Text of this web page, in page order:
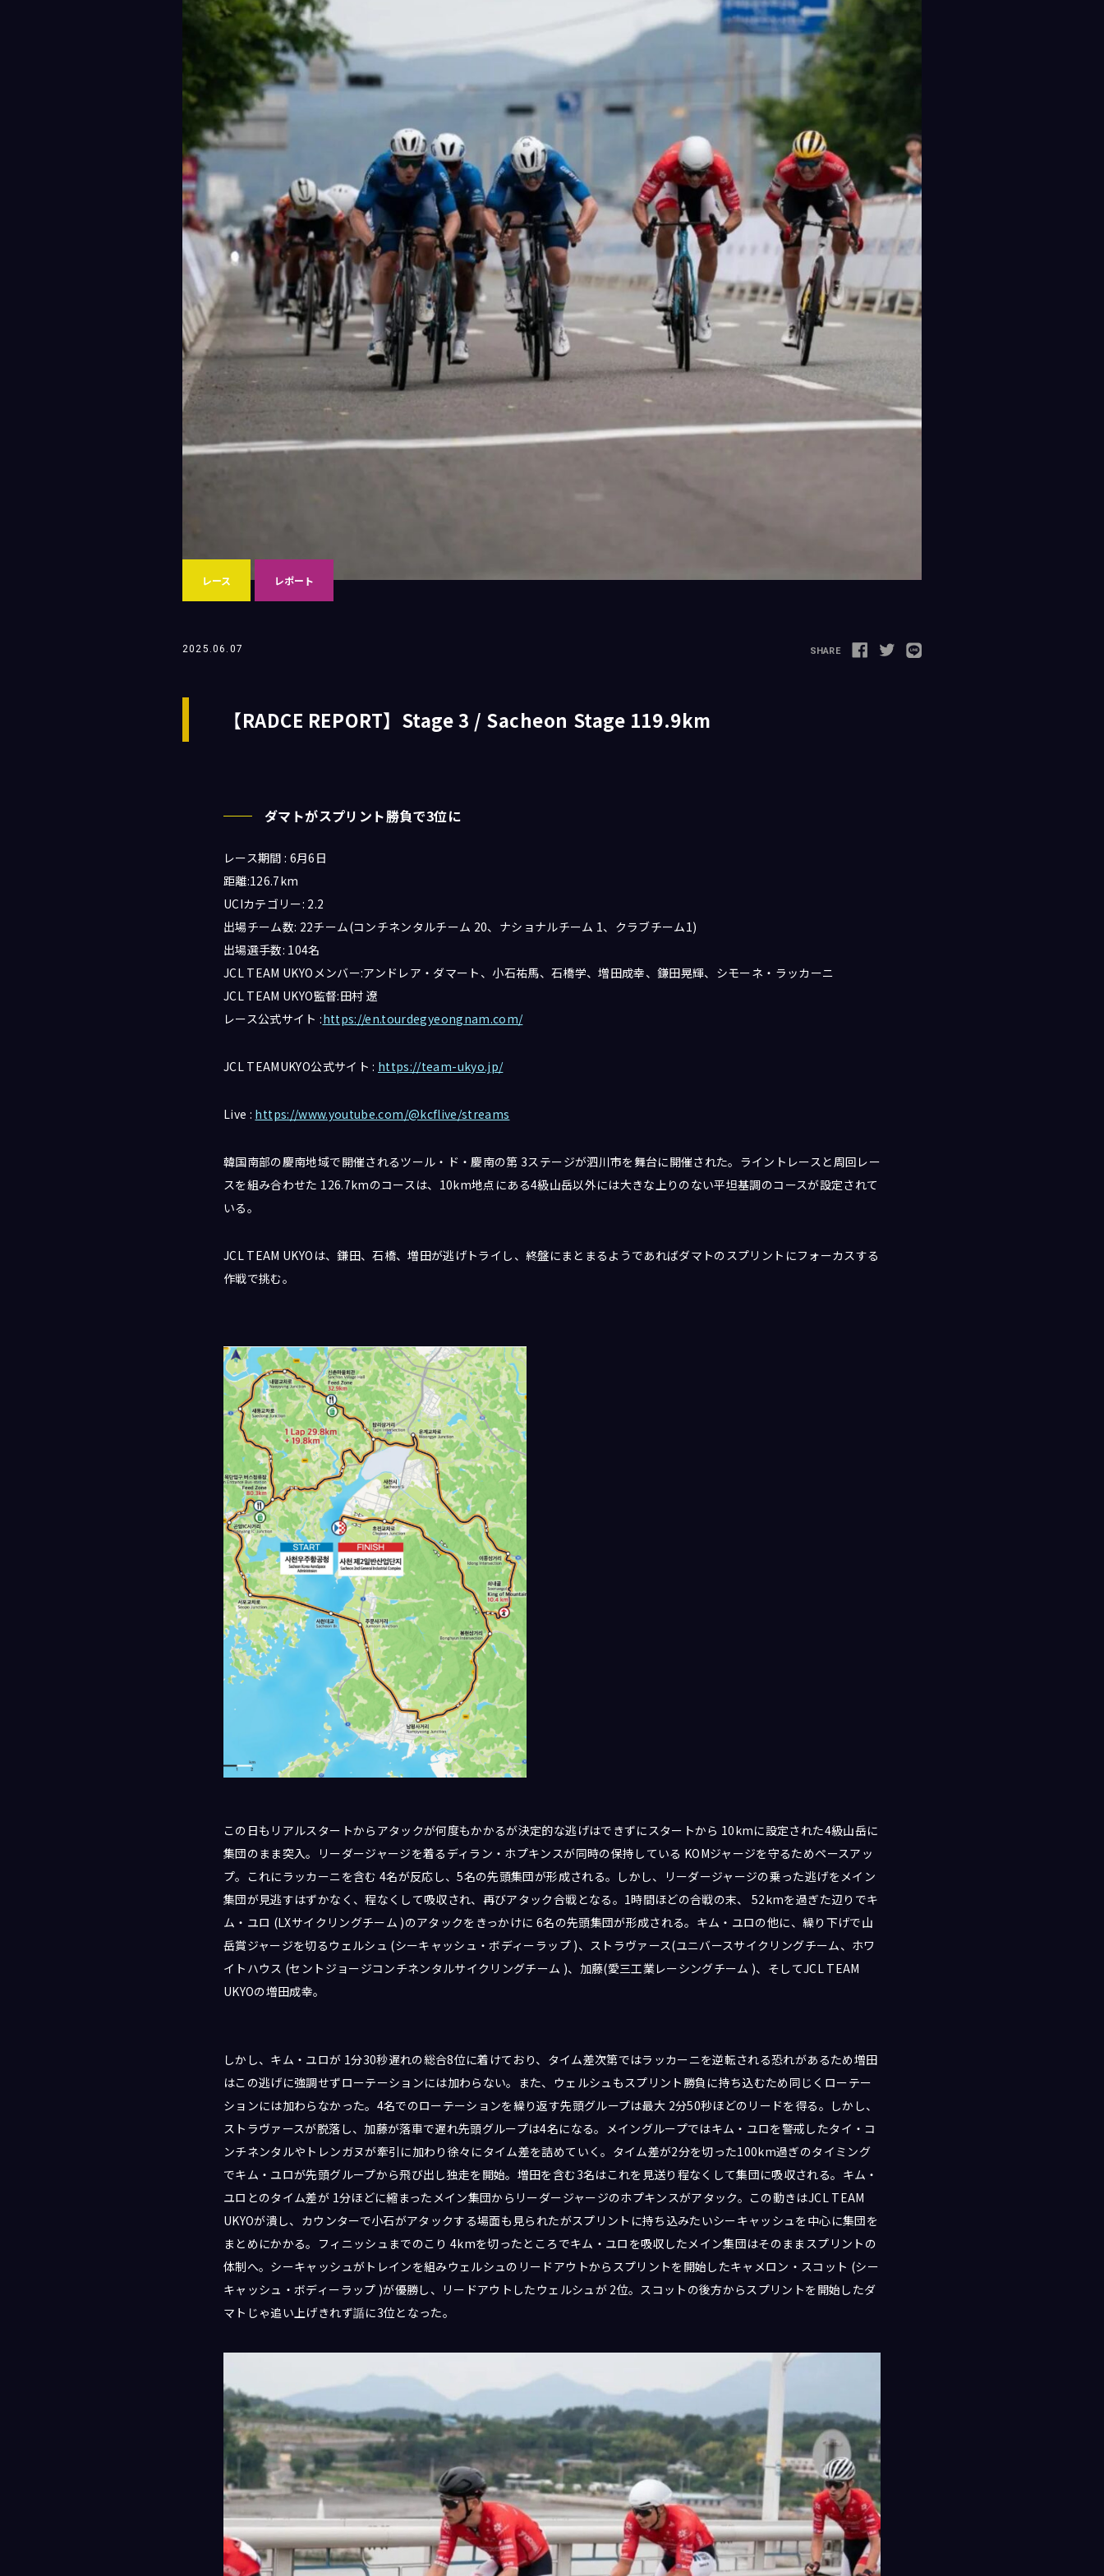
レース レポート
2025.06.07 SHARE
【RADCE REPORT】Stage 3 / Sacheon Stage 119.9km
ダマトがスプリント勝負で3位に
レース期間 : 6月6日
距離:126.7km
UCIカテゴリー: 2.2
出場チーム数: 22チーム(コンチネンタルチーム 20、ナショナルチーム 1、クラブチーム1)
出場選手数: 104名
JCL TEAM UKYOメンバー:アンドレア・ダマート、小石祐馬、石橋学、増田成幸、鎌田晃輝、シモーネ・ラッカーニ
JCL TEAM UKYO監督:田村 遼
レース公式サイト :https://en.tourdegyeongnam.com/
JCL TEAMUKYO公式サイト : https://team-ukyo.jp/
Live : https://www.youtube.com/@kcflive/streams
韓国南部の慶南地域で開催されるツール・ド・慶南の第 3ステージが泗川市を舞台に開催された。ライントレースと周回レー
スを組み合わせた 126.7kmのコースは、10km地点にある4級山岳以外には大きな上りのない平坦基調のコースが設定されて
いる。
JCL TEAM UKYOは、鎌田、石橋、増田が逃げトライし、終盤にまとまるようであればダマトのスプリントにフォーカスする
作戦で挑む。
この日もリアルスタートからアタックが何度もかかるが決定的な逃げはできずにスタートから 10kmに設定された4級山岳に
集団のまま突入。リーダージャージを着るディラン・ホプキンスが同時の保持している KOMジャージを守るためペースアッ
プ。これにラッカーニを含む 4名が反応し、5名の先頭集団が形成される。しかし、リーダージャージの乗った逃げをメイン
集団が見逃すはずかなく、程なくして吸収され、再びアタック合戦となる。1時間ほどの合戦の末、 52kmを過ぎた辺りでキ
ム・ユロ (LXサイクリングチーム )のアタックをきっかけに 6名の先頭集団が形成される。キム・ユロの他に、繰り下げで山
岳賞ジャージを切るウェルシュ (シーキャッシュ・ボディーラップ )、ストラヴァース(ユニバースサイクリングチーム、ホワ
イトハウス (セントジョージコンチネンタルサイクリングチーム )、加藤(愛三工業レーシングチーム )、そしてJCL TEAM
UKYOの増田成幸。
しかし、キム・ユロが 1分30秒遅れの総合8位に着けており、タイム差次第ではラッカーニを逆転される恐れがあるため増田
はこの逃げに強調せずローテーションには加わらない。また、ウェルシュもスプリント勝負に持ち込むため同じくローテー
ションには加わらなかった。4名でのローテーションを繰り返す先頭グループは最大 2分50秒ほどのリードを得る。しかし、
ストラヴァースが脱落し、加藤が落車で遅れ先頭グループは4名になる。メイングループではキム・ユロを警戒したタイ・コ
ンチネンタルやトレンガヌが牽引に加わり徐々にタイム差を詰めていく。タイム差が2分を切った100km過ぎのタイミング
でキム・ユロが先頭グループから飛び出し独走を開始。増田を含む3名はこれを見送り程なくして集団に吸収される。キム・
ユロとのタイム差が 1分ほどに縮まったメイン集団からリーダージャージのホプキンスがアタック。この動きはJCL TEAM
UKYOが潰し、カウンターで小石がアタックする場面も見られたがスプリントに持ち込みたいシーキャッシュを中心に集団を
まとめにかかる。フィニッシュまでのこり 4kmを切ったところでキム・ユロを吸収したメイン集団はそのままスプリントの
体制へ。シーキャッシュがトレインを組みウェルシュのリードアウトからスプリントを開始したキャメロン・スコット (シー
キャッシュ・ボディーラップ )が優勝し、リードアウトしたウェルシュが 2位。スコットの後方からスプリントを開始したダ
マトじゃ追い上げきれず䛻に3位となった。